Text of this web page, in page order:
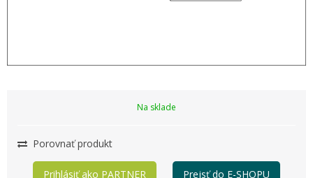
Na sklade
Porovnať produkt
Prihlásiť ako PARTNER Prejsť do E-SHOPU